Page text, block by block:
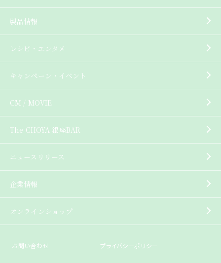
製品情報
レシピ・エンタメ
キャンペーン・イベント
CM / MOVIE
The CHOYA 銀座BAR
ニュースリリース
企業情報
オンラインショップ
お問い合わせ プライバシーポリシー